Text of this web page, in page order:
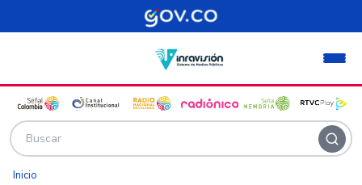
Pasar al contenido principal
Inicio